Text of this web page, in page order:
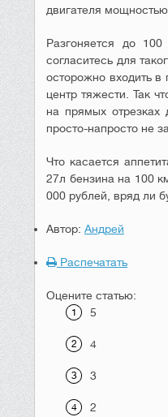
двигателя
Разгоняется до
согласитесь для
осторожно входить
центр тяжести. Так
на прямых
просто-напросто не
Что касается
27л бензина на 100
000 рублей, вряд ли
Автор: Андрей
Распечатать
Оцените статью:
5
4
3
2